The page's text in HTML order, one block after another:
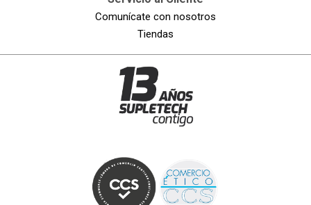
Comunícate con nosotros
Tiendas